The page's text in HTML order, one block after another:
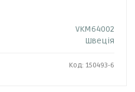
VKM64002
Швеція
Код: 150493-6